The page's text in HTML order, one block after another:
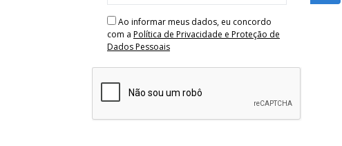
Ao informar meus dados, eu concordo
com a Política de Privacidade e Proteção de
Dados Pessoais